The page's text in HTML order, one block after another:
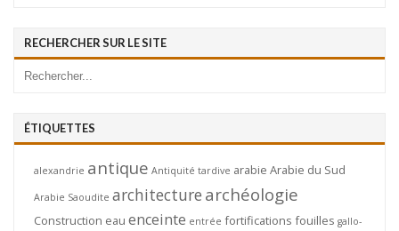
RECHERCHER SUR LE SITE
ÉTIQUETTES
alexandrie antique Antiquité tardive arabie Arabie du Sud
Arabie Saoudite architecture archéologie
Construction eau enceinte entrée fortifications fouilles gallo-